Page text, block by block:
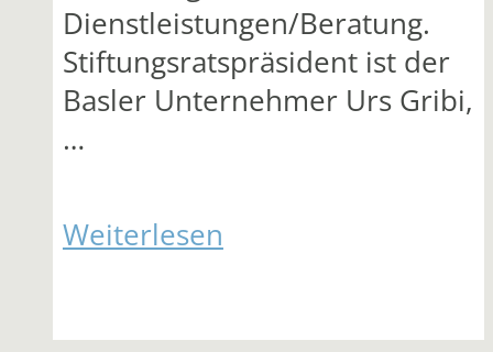
Dienstleistungen/Beratung.
Stiftungsratspräsident ist der
Basler Unternehmer Urs Gribi,
…
Weiterlesen